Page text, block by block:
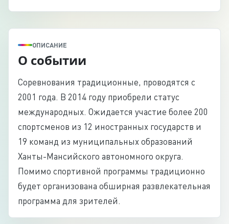
ОПИСАНИЕ
О событии
Соревнования традиционные, проводятся с
2001 года. В 2014 году приобрели статус
международных. Ожидается участие более 200
спортсменов из 12 иностранных государств и
19 команд из муниципальных образований
Ханты-Мансийского автономного округа.
Помимо спортивной программы традиционно
будет организована обширная развлекательная
программа для зрителей.